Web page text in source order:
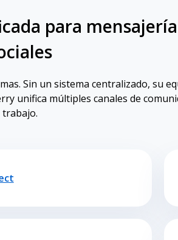
para
Sin un sistema centralizado, su
unifica múltiples canales de
trabajo.